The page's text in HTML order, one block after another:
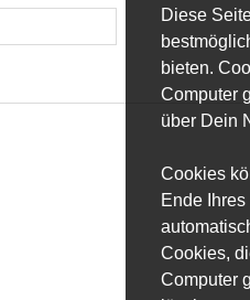
Diese
bieten.
Computer
über Dein
Cookies
Ende
Cookies,
Computer